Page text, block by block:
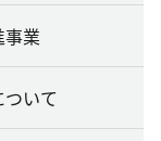
業
いて